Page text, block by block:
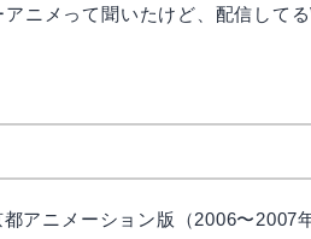
アニメって聞いたけど、配信して
アニメーション版（2006〜2007